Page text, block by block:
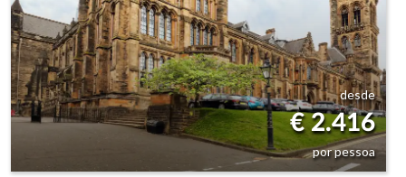
desde
€ 2.416
por pessoa